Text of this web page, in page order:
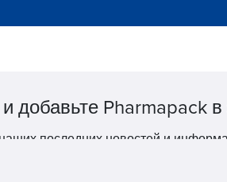
добавьте Pharmapack в
последних новостей и